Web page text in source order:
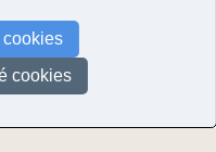
fotografie v okolí! U většiny
najít například
cookies
cookies